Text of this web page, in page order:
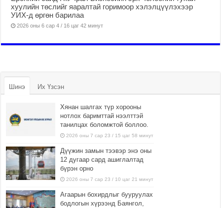
хуулийн төслийг яаралтай горимоор хэлэлцүүлэхээр
УИХ-д өргөн барилаа
2026 оны 6 сар 4 / 16 цаг 42 минут
Шинэ Их Үзсэн
Хянан шалгах түр хорооны
нотлох баримттай нээлттэй
танилцах боломжтой боллоо.
2026 оны 7 сар 23 / 15 цаг 58 минут
Дүүжин замын тээвэр энэ оны
12 дугаар сард ашиглалтад
бүрэн орно
2026 оны 7 сар 23 / 10 цаг 21 минут
Агаарын бохирдлыг бууруулах
бодлогын хүрээнд Баянгол,